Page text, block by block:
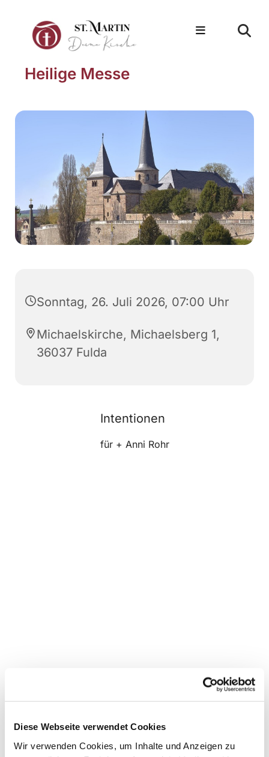
Diese Webseite verwendet Cookies
Wir verwenden Cookies, um Inhalte und Anzeigen zu
Heilige Messe
Sonntag, 26. Juli 2026, 07:00 Uhr
Michaelskirche, Michaelsberg 1,
36037 Fulda
Intentionen
für + Anni Rohr
Dies könnte Sie auch
interessieren